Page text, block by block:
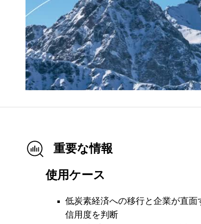
重要な情報
使用ケース
低炭素経済への移行と企業が直
信用度を判断